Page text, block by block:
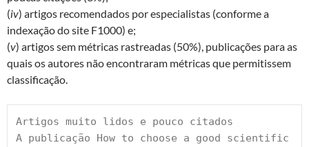
(iv) artigos recomendados por especialistas (conforme a
indexação do site F1000) e;
(v) artigos sem métricas rastreadas (50%), publicações para as
quais os autores não encontraram métricas que permitissem
classificação.
Artigos muito lidos e pouco citados
A publicação How to choose a good scientific